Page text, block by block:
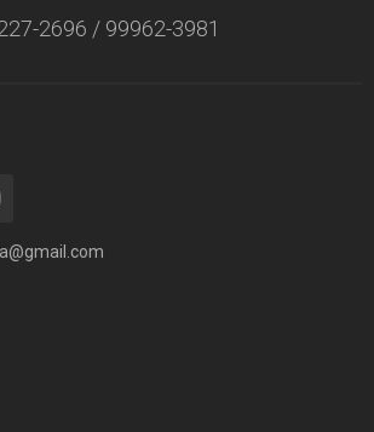
2696 / 99962-3981